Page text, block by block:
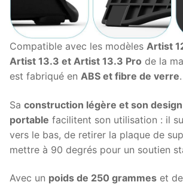
Compatible avec les modèles Artist
Artist 13.3 et Artist 13.3 Pro de la
est fabriqué en ABS et fibre de verre.
Sa construction légère et son design
portable facilitent son utilisation : il
vers le bas, de retirer la plaque de
mettre à 90 degrés pour un soutien
Avec un poids de 250 grammes et